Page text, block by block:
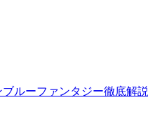
ルーファンタジー徹底解説